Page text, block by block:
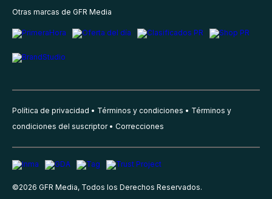
Otras marcas de GFR Media
Política de privacidad Términos y condiciones
Términos y
condiciones del suscriptor
Correcciones
©2026 GFR Media, Todos los Derechos Reservados.